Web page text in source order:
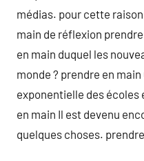
médias. pour cette
main de réflexion
en main duquel les
monde ? prendre en
exponentielle des écoles
en main Il est devenu
quelques choses.